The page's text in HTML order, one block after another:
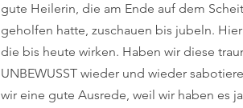
gute Heilerin, die am Ende auf dem
geholfen hatte, zuschauen bis jubeln.
die bis heute wirken. Haben wir diese
UNBEWUSST wieder und wieder
wir eine gute Ausrede, weil wir haben es